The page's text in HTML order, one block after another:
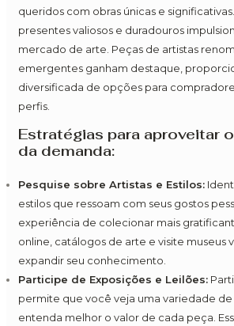
queridos com obras únicas e
presentes valiosos e duradouros
mercado de arte. Peças de artistas
emergentes ganham destaque,
diversificada de opções para
perfis.
Estratégias para aproveitar
da demanda:
Pesquise sobre Artistas e Estilos:
estilos que ressoam com seus gostos
experiência de colecionar mais
online, catálogos de arte e visite museus
expandir seu conhecimento.
Participe de Exposições e Leilões:
permite que você veja uma variedade
entenda melhor o valor de cada peça.